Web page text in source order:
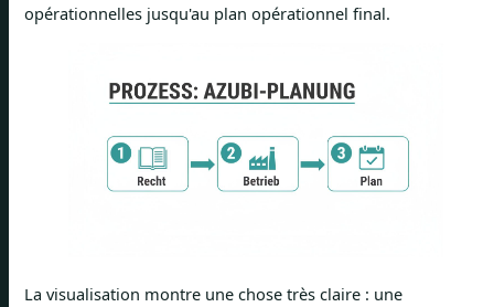
opérationnelles jusqu'au plan opérationnel final.
La visualisation montre une chose très claire : une